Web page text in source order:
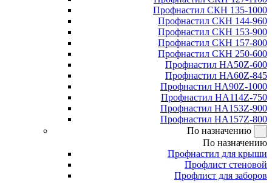
Профнастил СКН 135-1000
Профнастил СКН 144-960
Профнастил СКН 153-900
Профнастил СКН 157-800
Профнастил СКН 250-600
Профнастил НА50Z-600
Профнастил НА60Z-845
Профнастил НА90Z-1000
Профнастил НА114Z-750
Профнастил НА153Z-900
Профнастил НА157Z-800
По назначению
По назначению
Профнастил для крыши
Профлист стеновой
Профлист для заборов